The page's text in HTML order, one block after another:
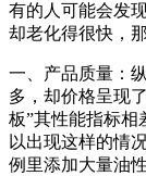
有的人可能会发
却老化得很快，
一、产品质量：
多，却价格呈现
板”其性能指标相
以出现这样的情
例里添加大量油